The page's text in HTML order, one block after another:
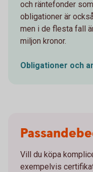
och räntefonder
obligationer är
men i de flesta fall
miljon kronor.
Obligationer och
Vill du köpa
exempelvis